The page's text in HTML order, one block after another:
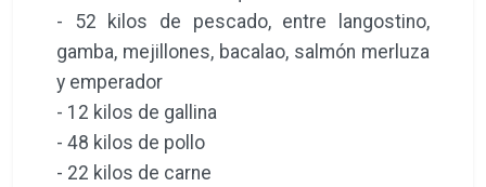
- 52 kilos de pescado, entre langostino,
gamba, mejillones, bacalao, salmón merluza
y emperador
- 12 kilos de gallina
- 48 kilos de pollo
- 22 kilos de carne